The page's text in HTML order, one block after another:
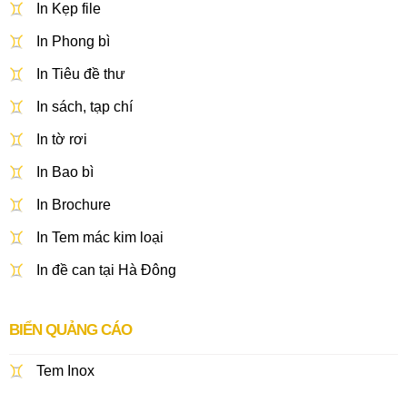
In Kẹp file
In Phong bì
In Tiêu đề thư
In sách, tạp chí
In tờ rơi
In Bao bì
In Brochure
In Tem mác kim loại
In đề can tại Hà Đông
BIỂN QUẢNG CÁO
Tem Inox